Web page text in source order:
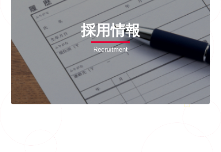
採用情報
Recruitment